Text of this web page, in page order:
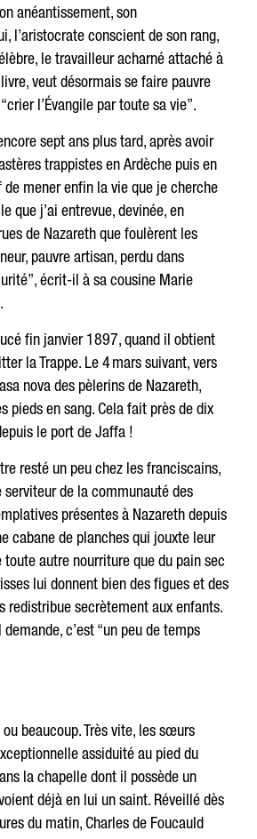
anéantissement, son
l’aristocrate conscient de son rang,
le travailleur acharné attaché à
veut désormais se faire pauvre
“crier l’Évangile par toute sa vie”.
sept ans plus tard, après avoir
trappistes en Ardèche puis en
de mener enfin la vie que je cherche
que j’ai entrevue, devinée, en
de Nazareth que foulèrent les
pauvre artisan, perdu dans
écrit-il à sa cousine Marie
fin janvier 1897, quand il obtient
la Trappe. Le 4 mars suivant, vers
nova des pèlerins de Nazareth,
pieds en sang. Cela fait près de dix
le port de Jaffa !
resté un peu chez les franciscains,
de la communauté des
présentes à Nazareth depuis
cabane de planches qui jouxte leur
autre nourriture que du pain sec
lui donnent bien des figues et des
redistribue secrètement aux enfants.
c’est “un peu de temps
beaucoup. Très vite, les sœurs
assiduité au pied du
la chapelle dont il possède un
déjà en lui un saint. Réveillé dès
du matin, Charles de Foucauld